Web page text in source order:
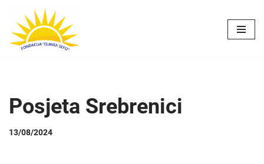
Skip
to
Posjeta Srebrenici
13/08/2024